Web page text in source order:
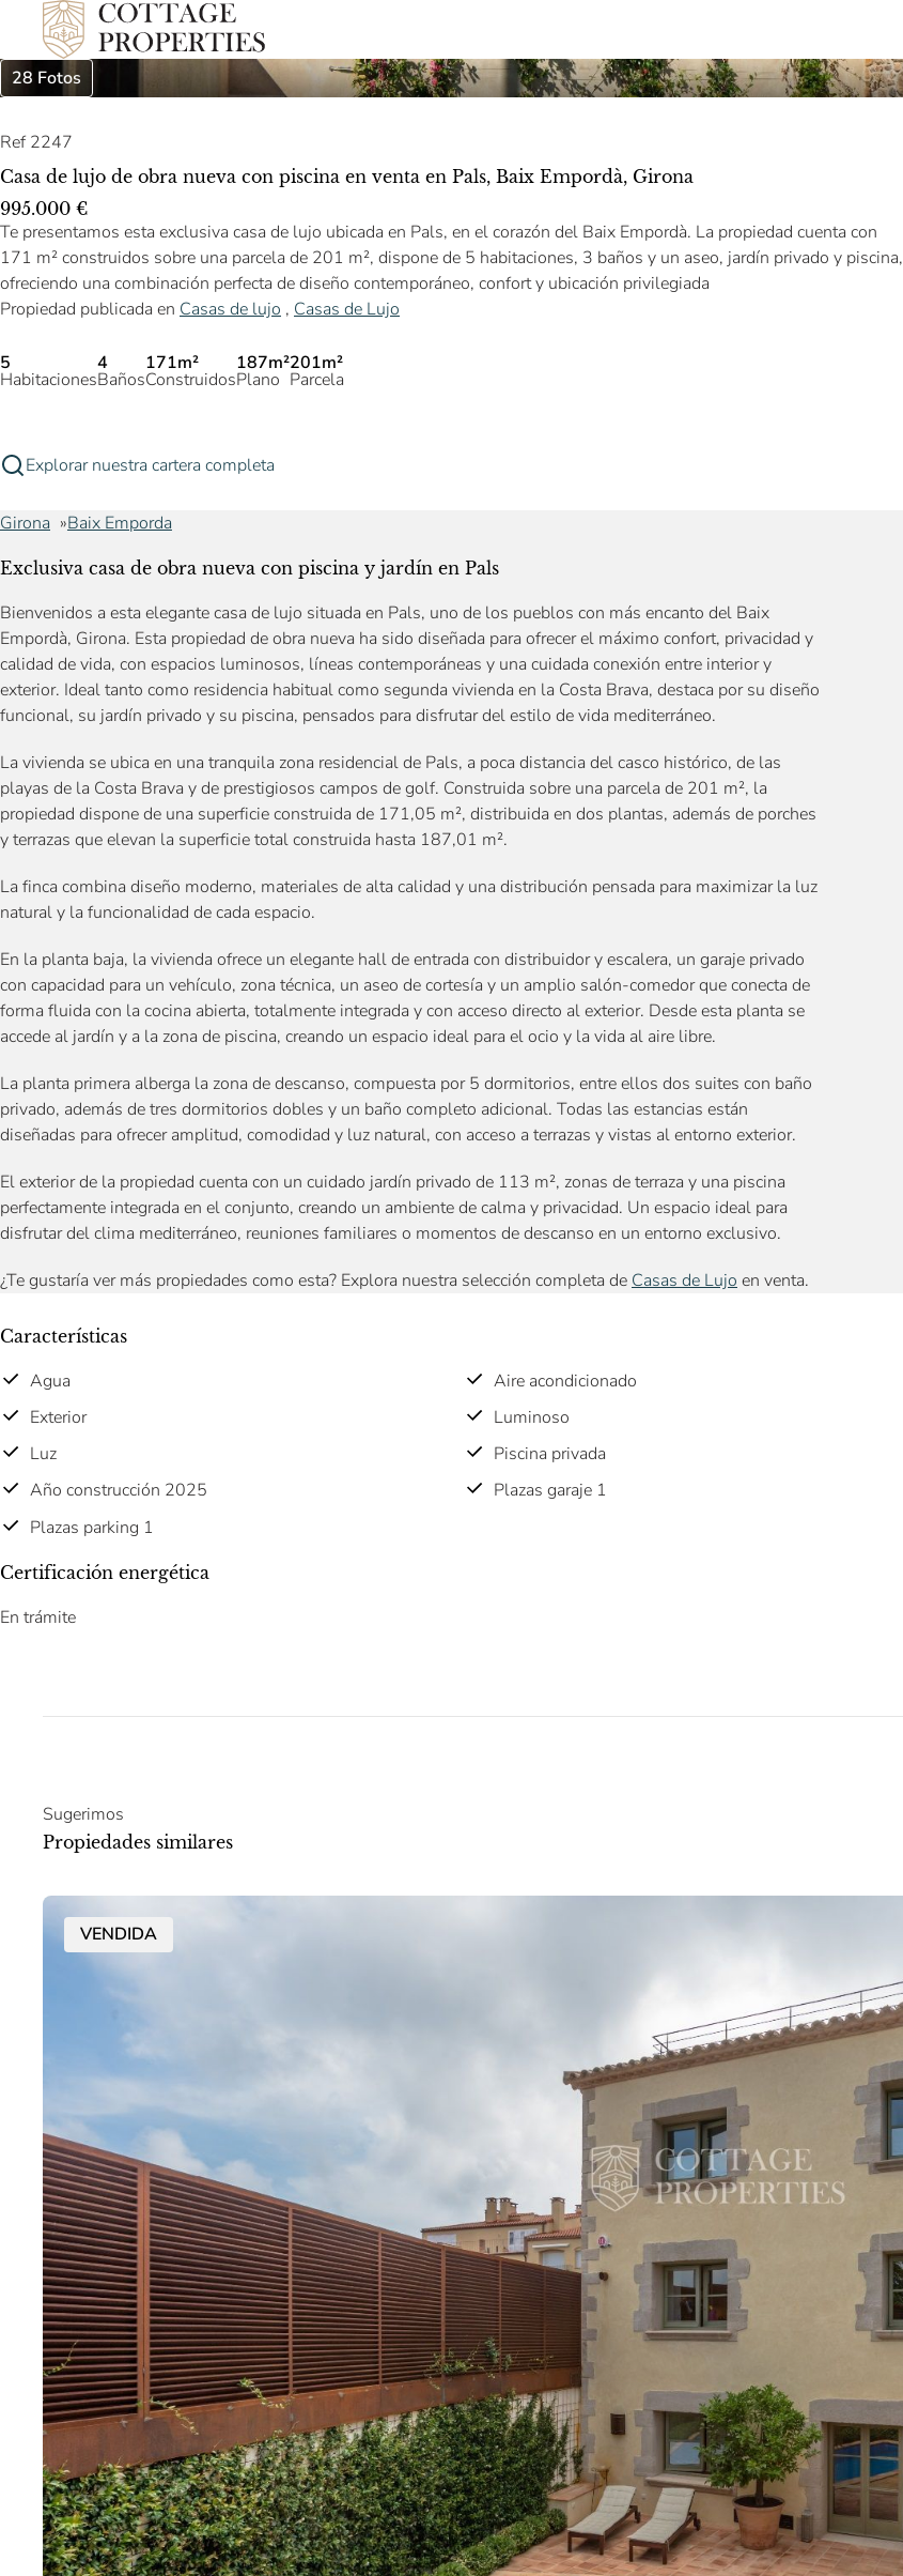
28 Fotos
Ref 2247
Casa de lujo de obra nueva con piscina en venta en Pals, Baix Empordà, Girona
995.000 €
Te presentamos esta exclusiva casa de lujo ubicada en Pals, en el corazón del Baix Empordà. La propiedad cuenta con
171 m² construidos sobre una parcela de 201 m², dispone de 5 habitaciones, 3 baños y un aseo, jardín privado y piscina,
ofreciendo una combinación perfecta de diseño contemporáneo, confort y ubicación privilegiada
Propiedad publicada en Casas de lujo , Casas de Lujo
5
Habitaciones
4
Baños
171m²
Construidos
187m²
Plano
201m²
Parcela
Explorar nuestra cartera completa
Girona Baix Emporda
Exclusiva casa de obra nueva con piscina y jardín en Pals
Bienvenidos a esta elegante casa de lujo situada en Pals, uno de los pueblos con más encanto del Baix
Empordà, Girona. Esta propiedad de obra nueva ha sido diseñada para ofrecer el máximo confort, privacidad y
calidad de vida, con espacios luminosos, líneas contemporáneas y una cuidada conexión entre interior y
exterior. Ideal tanto como residencia habitual como segunda vivienda en la Costa Brava, destaca por su diseño
funcional, su jardín privado y su piscina, pensados para disfrutar del estilo de vida mediterráneo.
La vivienda se ubica en una tranquila zona residencial de Pals, a poca distancia del casco histórico, de las
playas de la Costa Brava y de prestigiosos campos de golf. Construida sobre una parcela de 201 m², la
propiedad dispone de una superficie construida de 171,05 m², distribuida en dos plantas, además de porches
y terrazas que elevan la superficie total construida hasta 187,01 m².
La finca combina diseño moderno, materiales de alta calidad y una distribución pensada para maximizar la luz
natural y la funcionalidad de cada espacio.
En la planta baja, la vivienda ofrece un elegante hall de entrada con distribuidor y escalera, un garaje privado
con capacidad para un vehículo, zona técnica, un aseo de cortesía y un amplio salón-comedor que conecta de
forma fluida con la cocina abierta, totalmente integrada y con acceso directo al exterior. Desde esta planta se
accede al jardín y a la zona de piscina, creando un espacio ideal para el ocio y la vida al aire libre.
La planta primera alberga la zona de descanso, compuesta por 5 dormitorios, entre ellos dos suites con baño
privado, además de tres dormitorios dobles y un baño completo adicional. Todas las estancias están
diseñadas para ofrecer amplitud, comodidad y luz natural, con acceso a terrazas y vistas al entorno exterior.
El exterior de la propiedad cuenta con un cuidado jardín privado de 113 m², zonas de terraza y una piscina
perfectamente integrada en el conjunto, creando un ambiente de calma y privacidad. Un espacio ideal para
disfrutar del clima mediterráneo, reuniones familiares o momentos de descanso en un entorno exclusivo.
¿Te gustaría ver más propiedades como esta? Explora nuestra selección completa de Casas de Lujo en venta.
Características
Agua
Aire acondicionado
Exterior
Luminoso
Luz
Piscina privada
Año construcción 2025
Plazas garaje 1
Plazas parking 1
Certificación energética
En trámite
Sugerimos
Propiedades similares
VENDIDA